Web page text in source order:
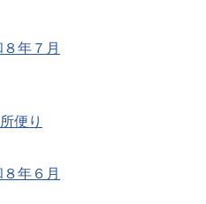
年７月
便り
年６月